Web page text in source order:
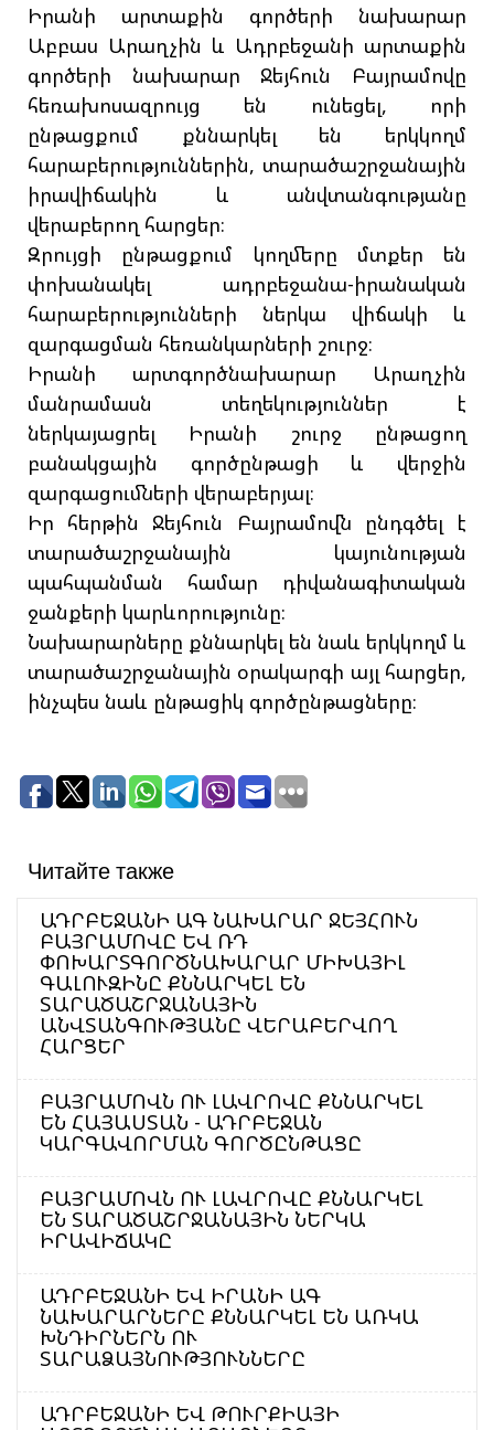
Իրանի արտաքին գործերի նախարար
Աբբաս Արաղչին և Ադրբեջանի արտաքին
գործերի նախարար Ջեյհուն Բայրամովը
հեռախոսազրույց են ունեցել, որի
ընթացքում քննարկել են երկկողմ
հարաբերություններին, տարածաշրջանային
իրավիճակին և անվտանգությանը
վերաբերող հարցեր։
Զրույցի ընթացքում կողմերը մտքեր են
փոխանակել ադրբեջանա-իրանական
հարաբերությունների ներկա վիճակի և
զարգացման հեռանկարների շուրջ։
Իրանի արտգործնախարար Արաղչին
մանրամասն տեղեկություններ է
ներկայացրել Իրանի շուրջ ընթացող
բանակցային գործընթացի և վերջին
զարգացումների վերաբերյալ։
Իր հերթին Ջեյհուն Բայրամովն ընդգծել է
տարածաշրջանային կայունության
պահպանման համար դիվանագիտական
ջանքերի կարևորությունը։
Նախարարները քննարկել են նաև երկկողմ և
տարածաշրջանային օրակարգի այլ հարցեր,
ինչպես նաև ընթացիկ գործընթացները։
Читайте также
ԱԴՐԲԵՋԱՆԻ ԱԳ ՆԱԽԱՐԱՐ ՋԵՅՀՈՒՆ
ԲԱՅՐԱՄՈՎԸ ԵՎ ՌԴ
ՓՈԽԱՐՏԳՈՐԾՆԱԽԱՐԱՐ ՄԻԽԱՅԻԼ
ԳԱԼՈՒԶԻՆԸ ՔՆՆԱՐԿԵԼ ԵՆ
ՏԱՐԱԾԱՇՐՋԱՆԱՅԻՆ
ԱՆՎՏԱՆԳՈՒԹՅԱՆԸ ՎԵՐԱԲԵՐՎՈՂ
ՀԱՐՑԵՐ
ԲԱՅՐԱՄՈՎՆ ՈՒ ԼԱՎՐՈՎԸ ՔՆՆԱՐԿԵԼ
ԵՆ ՀԱՅԱՍՏԱՆ - ԱԴՐԲԵՋԱՆ
ԿԱՐԳԱՎՈՐՄԱՆ ԳՈՐԾԸՆԹԱՑԸ
ԲԱՅՐԱՄՈՎՆ ՈՒ ԼԱՎՐՈՎԸ ՔՆՆԱՐԿԵԼ
ԵՆ ՏԱՐԱԾԱՇՐՋԱՆԱՅԻՆ ՆԵՐԿԱ
ԻՐԱՎԻՃԱԿԸ
ԱԴՐԲԵՋԱՆԻ ԵՎ ԻՐԱՆԻ ԱԳ
ՆԱԽԱՐԱՐՆԵՐԸ ՔՆՆԱՐԿԵԼ ԵՆ ԱՌԿԱ
ԽՆԴԻՐՆԵՐՆ ՈՒ
ՏԱՐԱՁԱՅՆՈՒԹՅՈՒՆՆԵՐԸ
ԱԴՐԲԵՋԱՆԻ ԵՎ ԹՈՒՐՔԻԱՅԻ